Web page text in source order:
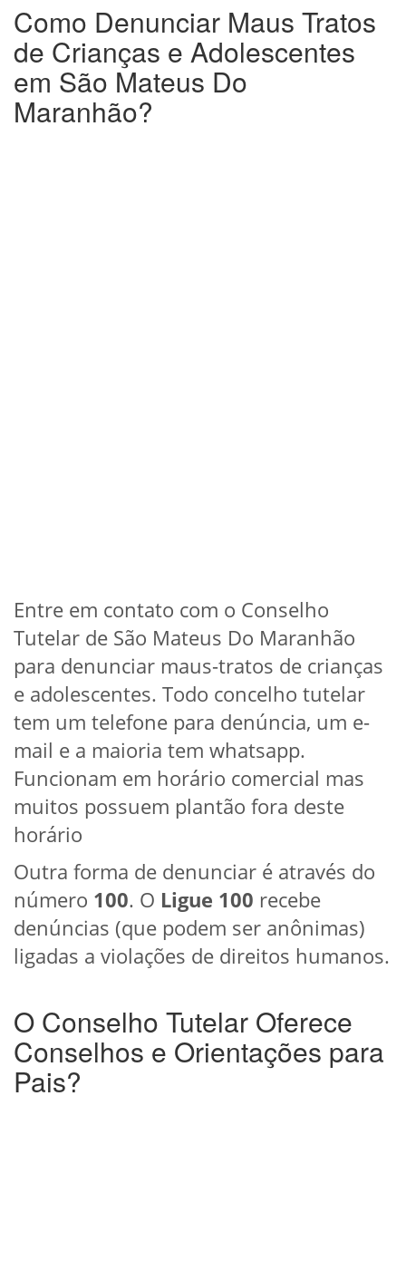
Como Denunciar Maus Tratos
de Crianças e Adolescentes
em São Mateus Do
Maranhão?
Entre em contato com o Conselho
Tutelar de São Mateus Do Maranhão
para denunciar maus-tratos de crianças
e adolescentes. Todo concelho tutelar
tem um telefone para denúncia, um e-
mail e a maioria tem whatsapp.
Funcionam em horário comercial mas
muitos possuem plantão fora deste
horário
Outra forma de denunciar é através do
número 100. O Ligue 100 recebe
denúncias (que podem ser anônimas)
ligadas a violações de direitos humanos.
O Conselho Tutelar Oferece
Conselhos e Orientações para
Pais?